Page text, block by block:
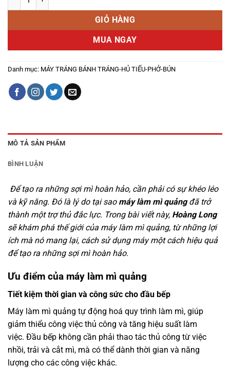
GIỎ HÀNG
MUA NGAY
Danh mục: MÁY TRÁNG BÁNH TRÁNG-HỦ TIẾU-PHỞ-BÚN
MÔ TẢ SẢN PHẨM
BÌNH LUẬN
Để tạo ra những sợi mì hoàn hảo, cần phải có sự khéo léo
và kỹ năng. Đó là lý do tại sao máy làm mì quảngđã trở
thành một trợ thủ đắc lực. Trong bài viết này, Hoàng Long
sẽ khám phá thế giới của máy làm mì quảng, từ những lợi
ích mà nó mang lại, cách sử dụng máy một cách hiệu quả
để tạo ra những sợi mì hoàn hảo.
Ưu điểm của máy làm mì quảng
Tiết kiệm thời gian và công sức cho đầu bếp
Máy làm mì quảng tự động hoá quy trình làm mì, giúp
giảm thiểu công việc thủ công và tăng hiệu suất làm
việc. Đầu bếp không cần phải thao tác thủ công từ việc
nhồi, trải và cắt mì, mà có thể dành thời gian và năng
lượng cho các công việc khác.